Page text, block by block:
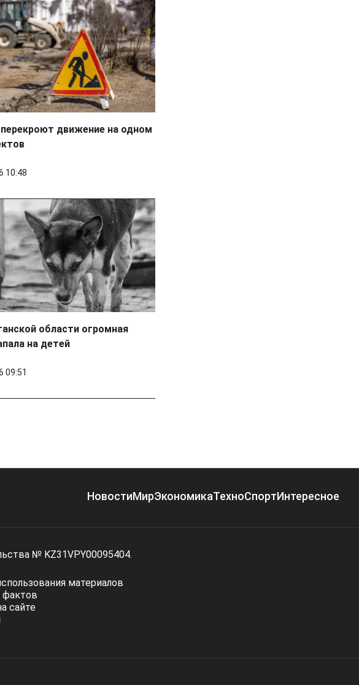
перекроют движение на одном
10:48
области огромная
на детей
09:51
НовостиМирЭкономикаТехноСпортИнтересное
№ KZ31VPY00095404.
материалов
фактов
сайте